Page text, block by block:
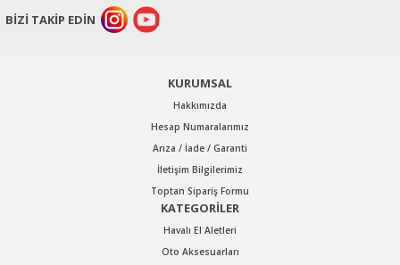
BİZİ TAKİP EDİN
KURUMSAL
Hakkımızda
Hesap Numaralarımız
Arıza / İade / Garanti
İletişim Bilgilerimiz
Toptan Sipariş Formu
KATEGORİLER
Havalı El Aletleri
Oto Aksesuarları